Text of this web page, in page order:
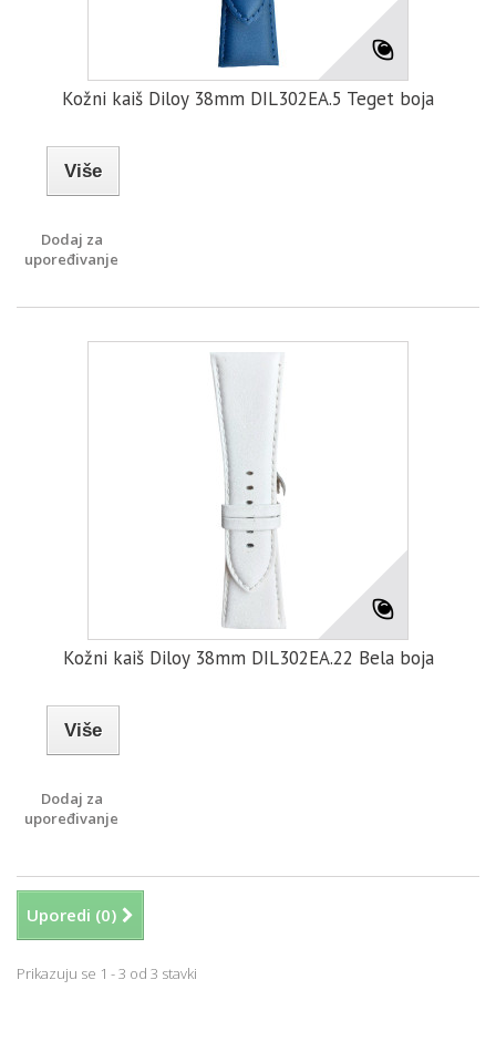
Kožni kaiš Diloy 38mm DIL302EA.5 Teget boja
Više
Dodaj za
upoređivanje
Kožni kaiš Diloy 38mm DIL302EA.22 Bela boja
Više
Dodaj za
upoređivanje
Uporedi (0)
Prikazuju se 1 - 3 od 3 stavki